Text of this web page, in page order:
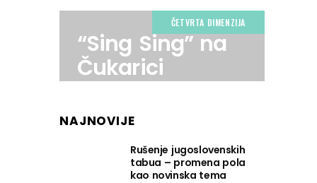
ČETVRTA DIMENZIJA
“Sing Sing” na
Čukarici
NAJNOVIJE
Rušenje jugoslovenskih
tabua – promena pola
kao novinska tema